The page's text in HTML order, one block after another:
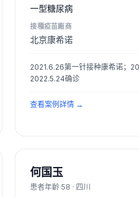
一型糖尿病
接種疫苗廠商
北京康希诺
2021.6.26第一针接种康希诺；
2022.5.24确诊
查看案例詳情 →
何国玉
患者年齡 58 · 四川